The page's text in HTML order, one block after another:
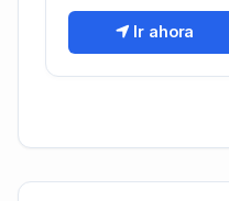
Ir ahora